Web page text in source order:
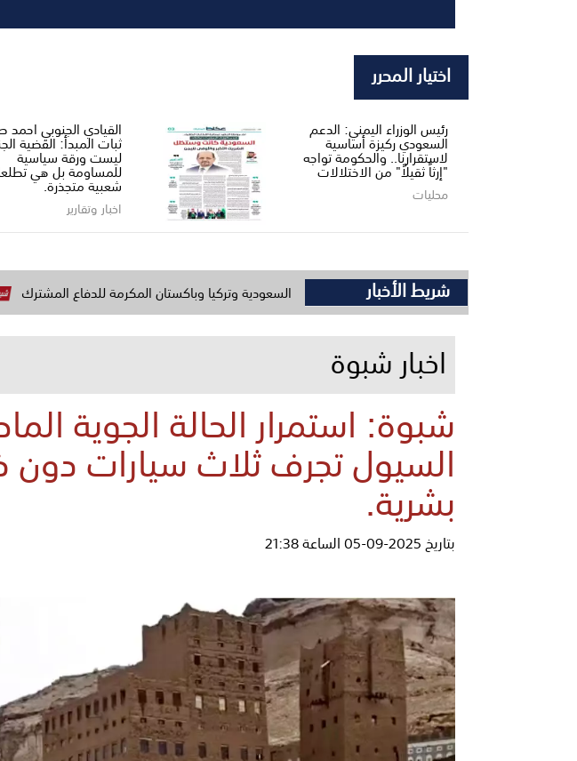
اختيار المحرر
رئيس الوزراء اليمني: الدعم
السعودي ركيزة أساسية
لاستقرارنا.. والحكومة تواجه
"إرثاً ثقيلاً" من الاختلالات
محليات
القيادي الجنوبي احمد
ثبات المبدأ: القضية
ليست ورقة سياسية
للمساومة بل هي
شعبية متجذرة.
اخبار وتقارير
شريط الأخبار
لقمة مكة اتفاق الدفاع المشترك بين السعودية وتركيا وباكستان المكرمة للدفاع المشترك بحضور
اخبار شبوة
شبوة: استمرار الحالة الجوية
السيول تجرف ثلاث سيارات دون
بشرية.
بتاريخ 2025-09-05 الساعة 21:38